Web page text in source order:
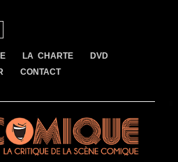
LA CHARTE
DVD
CONTACT